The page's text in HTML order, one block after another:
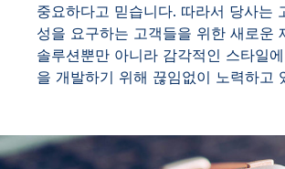
중요하다고 믿습니다. 따라서 당사는
성을 요구하는 고객들을 위한 새로운
솔루션뿐만 아니라 감각적인 스타일
을 개발하기 위해 끊임없이 노력하고